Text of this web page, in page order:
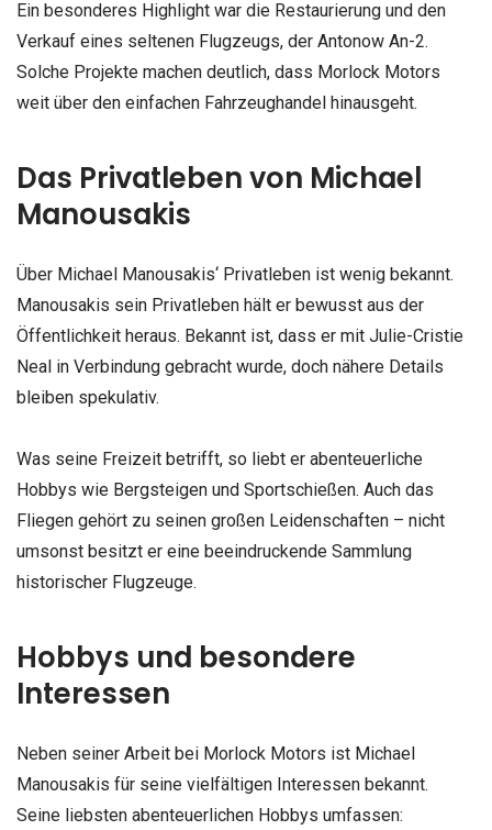
Ein besonderes Highlight war die Restaurierung und den
Verkauf eines seltenen Flugzeugs, der Antonow An-2.
Solche Projekte machen deutlich, dass Morlock Motors
weit über den einfachen Fahrzeughandel hinausgeht.
Das Privatleben von Michael
Manousakis
Über Michael Manousakis‘ Privatleben ist wenig bekannt.
Manousakis sein Privatleben hält er bewusst aus der
Öffentlichkeit heraus. Bekannt ist, dass er mit Julie-Cristie
Neal in Verbindung gebracht wurde, doch nähere Details
bleiben spekulativ.
Was seine Freizeit betrifft, so liebt er abenteuerliche
Hobbys wie Bergsteigen und Sportschießen. Auch das
Fliegen gehört zu seinen großen Leidenschaften – nicht
umsonst besitzt er eine beeindruckende Sammlung
historischer Flugzeuge.
Hobbys und besondere
Interessen
Neben seiner Arbeit bei Morlock Motors ist Michael
Manousakis für seine vielfältigen Interessen bekannt.
Seine liebsten abenteuerlichen Hobbys umfassen: